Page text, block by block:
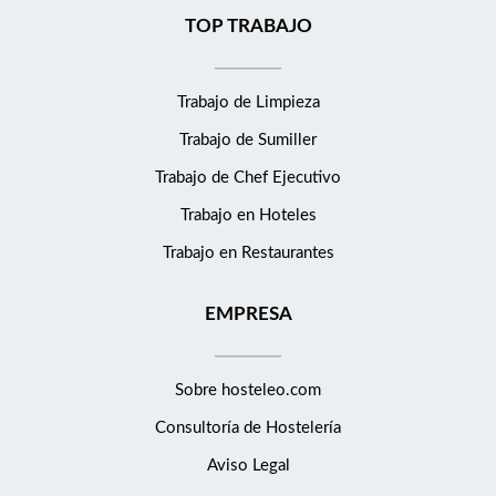
equipo.Conocimiento de los productos de temporada, limpieza
de piezas de pescado, carnes y verduras.Limpieza y
formación aportada por el candidato/a.La posibilidad de formar
parte de un equipo con inquietudes, autoexigencia y ganas de
superaciónDos días de descanso semanales. 30 días de
TOP TRABAJO
Trabajo de Limpieza
Trabajo de Sumiller
Trabajo de Chef Ejecutivo
Trabajo en Hoteles
Trabajo en Restaurantes
EMPRESA
Sobre hosteleo.com
Consultoría de Hostelería
Aviso Legal